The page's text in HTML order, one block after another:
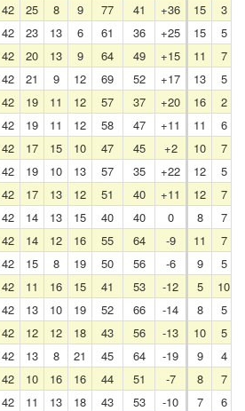
42 25 8 9 77 41 +36 15 3
42 23 13 6 61 36 +25 15 5
42 20 13 9 64 49 +15 11 7
42 21 9 12 69 52 +17 13 5
42 19 11 12 57 37 +20 16 2
42 19 11 12 58 47 +11 11 6
42 17 15 10 47 45 +2 10 7
42 19 10 13 57 35 +22 12 5
42 17 13 12 51 40 +11 12 7
42 14 13 15 40 40 0 8 7
42 14 12 16 55 64 -9 11 7
42 15 8 19 50 56 -6 9 5
42 11 16 15 41 53 -12 5 10
42 13 10 19 52 66 -14 8 5
42 12 12 18 43 56 -13 10 5
42 13 8 21 45 64 -19 9 4
42 10 16 16 44 51 -7 8 7
42 11 13 18 43 53 -10 7 6